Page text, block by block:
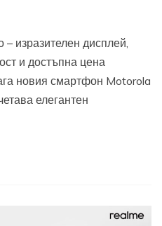
изразителен дисплей,
и достъпна цена
новия смартфон Motorola
елегантен